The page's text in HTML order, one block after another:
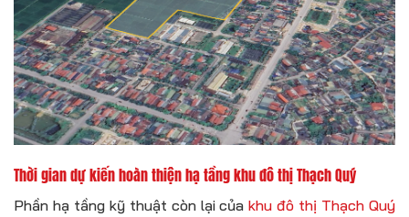
Thời gian dự kiến hoàn thiện hạ tầng khu đô thị Thạch Quý
Phần hạ tầng kỹ thuật còn lại củakhu đô thị Thạch Quý